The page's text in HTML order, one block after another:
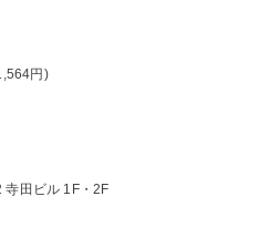
円)
寺田ビル 1F・2F